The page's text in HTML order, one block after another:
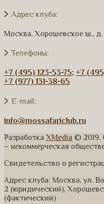
Адрес клуба:
Москва, Хорошевское ш.,
Телефоны:
+7 (495) 123-53-75; +7
+7 (977) 131-38-65
E-mail:
info@mossafariclub.ru
Разработка XMedia © 2019.
– некоммерческая
Свидетельство о
Адрес клуба: Москва, ул.
2 (юридический),
(фактический)